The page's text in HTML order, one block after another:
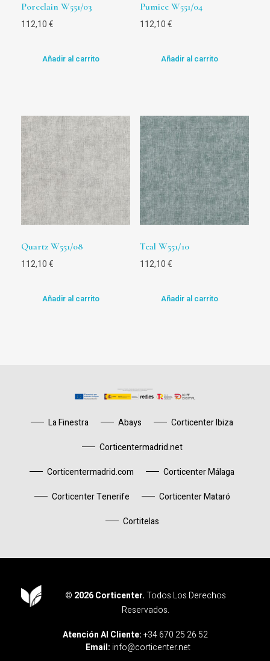
Porcelain W551/03
112,10 €
Añadir al carrito
Pumice W551/04
112,10 €
Añadir al carrito
Quartz W551/08
112,10 €
Añadir al carrito
Teal W551/10
112,10 €
Añadir al carrito
La Finestra Abays
Corticenter Ibiza
Corticentermadrid.net
Corticentermadrid.com
Corticenter Málaga
Corticenter Tenerife
Corticenter Mataró
Cortitelas
© 2026 Corticenter.Todos Los Derechos
Reservados.
Atención Al Cliente:+34 670 25 26 52
Email: info@corticenter.net